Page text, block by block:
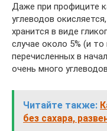
Даже при профиците
углеводов
хранится в виде
случае около 5% (и
перечисленных в
очень много
Читайте также:
без сахара,